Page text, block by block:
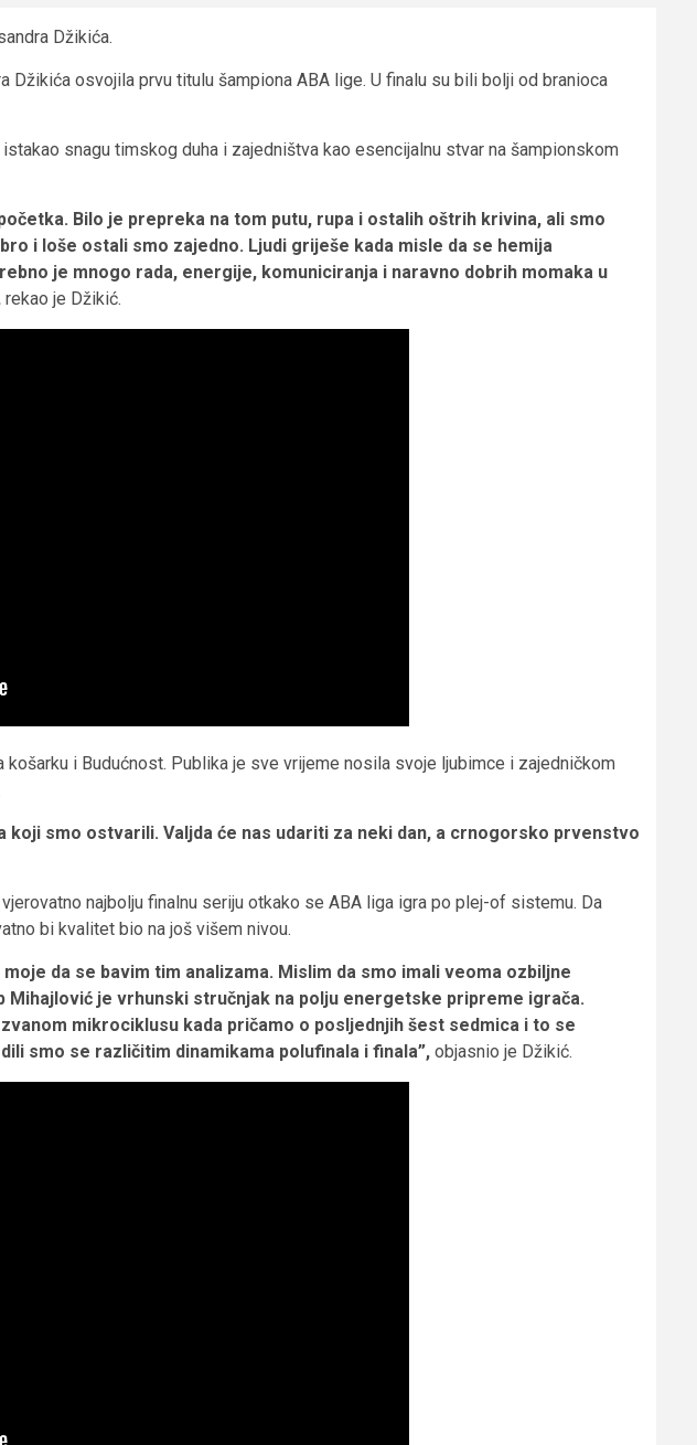
Džikića.
Džikića osvojila prvu titulu šampiona ABA lige. U finalu su bili bolji od branioca
snagu timskog duha i zajedništva kao esencijalnu stvar na šampionskom
Bilo je prepreka na tom putu, rupa i ostalih oštrih krivina, ali smo
i loše ostali smo zajedno. Ljudi griješe kada misle da se hemija
je mnogo rada, energije, komuniciranja i naravno dobrih momaka u
rekao je Džikić.
i Budućnost. Publika je sve vrijeme nosila svoje ljubimce i zajedničkom
koji smo ostvarili. Valjda će nas udariti za neki dan, a crnogorsko prvenstvo
najbolju finalnu seriju otkako se ABA liga igra po plej-of sistemu. Da
bi kvalitet bio na još višem nivou.
da se bavim tim analizama. Mislim da smo imali veoma ozbiljne
Mihajlović je vrhunski stručnjak na polju energetske pripreme igrača.
mikrociklusu kada pričamo o posljednjih šest sedmica i to se
smo se različitim dinamikama polufinala i finala”, objasnio je Džikić.